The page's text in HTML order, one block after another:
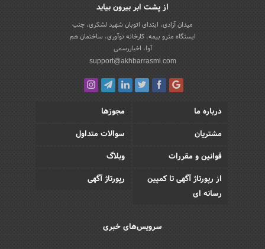
از پشت ابر بیرون بیاید
میدان آزادی، ابتدای اتوبان شهید لشکری، جنب
ایستگاه مترو بیمه، کارخانه نوآوری، ساختمان هم
آوا، اخباررسمی
support@akhbarrasmi.com
درباره ما
مجوزها
مشتریان
سوالات متداول
قوانین و مقررات
وبلاگ
از رپورتاژ آگهی تا کمپین
رسانه ای
رپورتاژ آگهی
سرویس‌های خبری